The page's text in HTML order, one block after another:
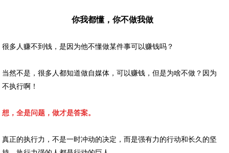
你我都懂，你不做我做
很多人赚不到钱，是因为他不懂做某件事可以赚钱吗？
当然不是，很多人都知道做自媒体，可以赚钱，但是为啥不做？因为
不执行啊！
想，全是问题，做才是答案。
真正的执行力，不是一时冲动的决定，而是强有力的行动和长久的坚